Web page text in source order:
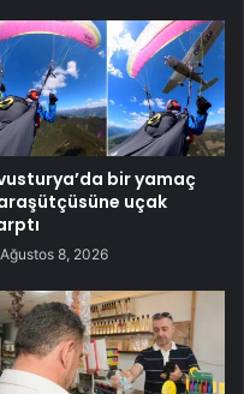
bir yamaç
uçak
Ağustos 8, 2026